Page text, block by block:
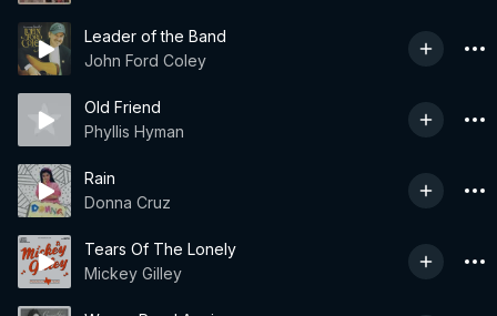
Leader of the Band
John Ford Coley
Old Friend
Phyllis Hyman
Rain
Donna Cruz
Tears Of The Lonely
Mickey Gilley